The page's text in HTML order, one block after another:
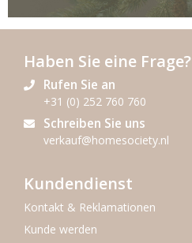
Haben Sie eine Frage?
Rufen Sie an
+31 (0) 252 760 760
Schreiben Sie uns
verkauf@homesociety.nl
Kundendienst
Kontakt & Reklamationen
Kunde werden